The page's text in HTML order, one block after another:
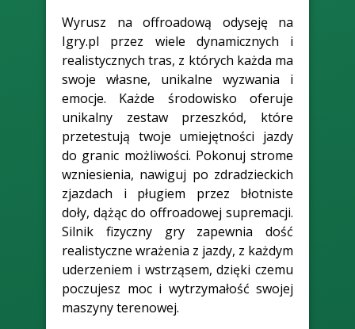
Wyrusz na offroadową odyseję na
Igry.pl przez wiele dynamicznych i
realistycznych tras, z których każda ma
swoje własne, unikalne wyzwania i
emocje. Każde środowisko oferuje
unikalny zestaw przeszkód, które
przetestują twoje umiejętności jazdy
do granic możliwości. Pokonuj strome
wzniesienia, nawiguj po zdradzieckich
zjazdach i pługiem przez błotniste
doły, dążąc do offroadowej supremacji.
Silnik fizyczny gry zapewnia dość
realistyczne wrażenia z jazdy, z każdym
uderzeniem i wstrząsem, dzięki czemu
poczujesz moc i wytrzymałość swojej
maszyny terenowej.